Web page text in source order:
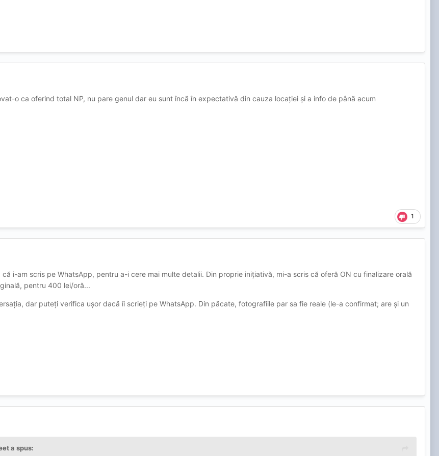
o ca oferind total NP, nu pare genul dar eu sunt încă în expectativă din cauza locației și a info de până acum
1
i-am scris pe WhatsApp, pentru a-i cere mai multe detalii. Din proprie inițiativă, mi-a scris că oferă ON cu finalizare orală
pentru 400 lei/oră...
dar puteți verifica ușor dacă îi scrieți pe WhatsApp. Din păcate, fotografiile par sa fie reale (le-a confirmat; are și un
a spus: